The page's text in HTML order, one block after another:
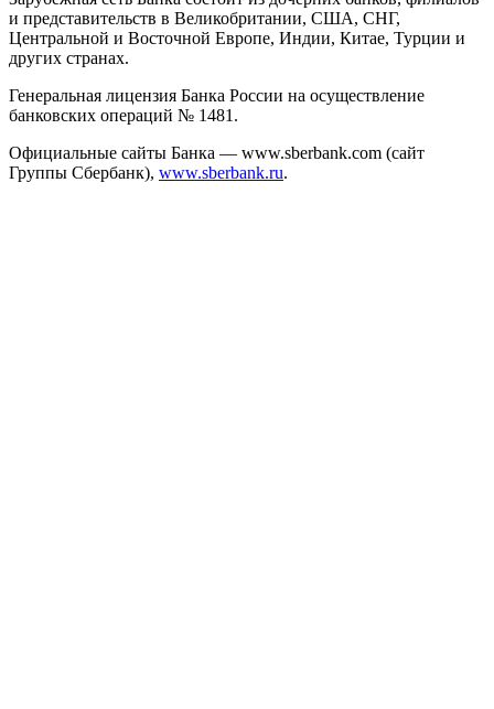
и представительств в Великобритании, США, СНГ,
Центральной и Восточной Европе, Индии, Китае, Турции и
других странах.
Генеральная лицензия Банка России на осуществление
банковских операций № 1481.
Официальные сайты Банка — www.sberbank.com (сайт
Группы Сбербанк), www.sberbank.ru.